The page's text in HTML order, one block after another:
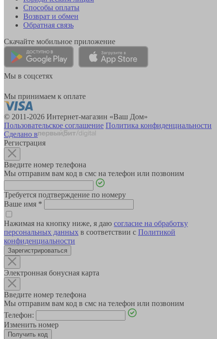
Способы оплаты
Возврат и обмен
Обратная связь
Скачайте мобильное приложение
Мы в соцсетях
Мы принимаем к оплате
© 2011-2026 Интернет-магазин «Ваш Дом»
Пользовательское соглашение Политика конфиденциальности
Сделано в
Регистрация
Введите номер телефона
Мы отправим вам код в смс на телефон или позвоним
Требуется подтверждение по номеру
Ваше имя *
Нажимая на кнопку ниже, я даю согласие на обработку
персональных данных в соответствии с Политикой
конфиденциальности
Зарегистрироваться
Электронная бонусная карта
Введите номер телефона
Мы отправим вам код в смс на телефон или позвоним
Телефон:
Изменить номер